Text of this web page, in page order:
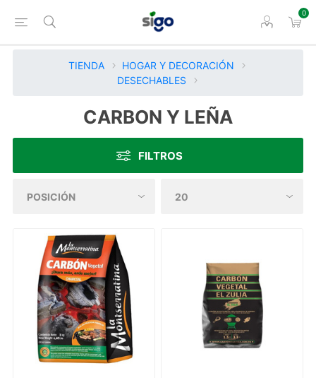
0
TIENDA
HOGAR Y DECORACIÓN
DESECHABLES
CARBON Y LEÑA
FILTROS